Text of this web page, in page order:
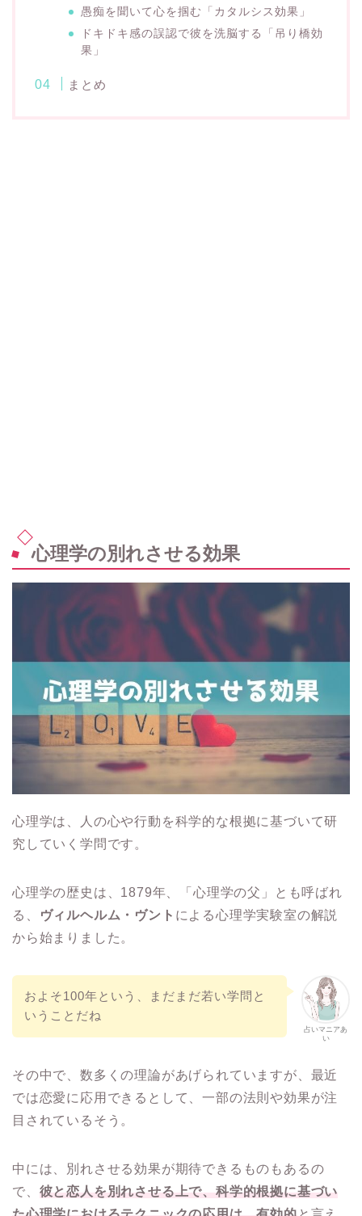
愚痴を聞いて心を掴む「カタルシス効果」
ドキドキ感の誤認で彼を洗脳する「吊り橋効
果」
まとめ
心理学の別れさせる効果
心理学は、人の心や行動を科学的な根拠に基づいて研
究していく学問です。
心理学の歴史は、1879年、「心理学の父」とも呼ばれ
る、
ヴィルヘルム・ヴント による心理学実験室の解説
から始まりました。
占いマニアあ
い
およそ100年という、まだまだ若い学問と
いうことだね
その中で、数多くの理論があげられていますが、最近
では恋愛に応用できるとして、一部の法則や効果が注
目されているそう。
中には、別れさせる効果が期待できるものもあるの
で、 彼と恋人を別れさせる上で、科学的根拠に基づい